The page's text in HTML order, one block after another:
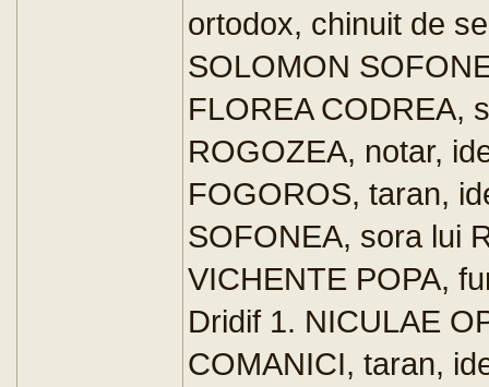
ortodox, chinuit de
SOLOMON
FLOREA CODREA,
ROGOZEA, notar,
FOGOROS, taran,
SOFONEA, sora lui
VICHENTE POPA,
Dridif 1. NICULAE
COMANICI, taran,